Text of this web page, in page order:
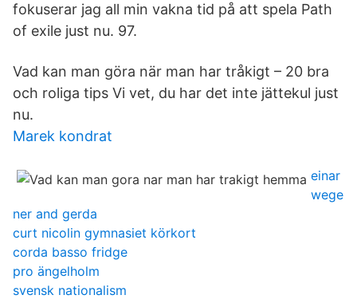
fokuserar jag all min vakna tid på att spela Path
of exile just nu. 97.
Vad kan man göra när man har tråkigt – 20 bra
och roliga tips Vi vet, du har det inte jättekul just
nu.
Marek kondrat
einar
wege
ner and gerda
curt nicolin gymnasiet körkort
corda basso fridge
pro ängelholm
svensk nationalism